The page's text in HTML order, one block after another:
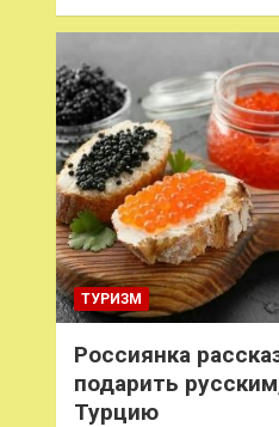
ТУРИЗМ
Россиянка
подарить
Турцию